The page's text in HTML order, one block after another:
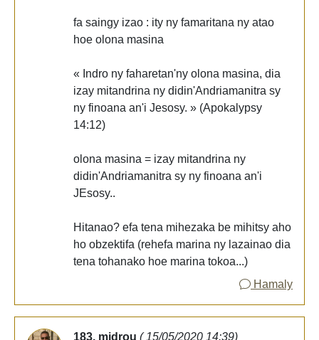
fa saingy izao : ity ny famaritana ny atao
hoe olona masina
« Indro ny faharetan'ny olona masina, dia
izay mitandrina ny didin'Andriamanitra sy
ny finoana an'i Jesosy. » (Apokalypsy
14:12)
olona masina = izay mitandrina ny
didin'Andriamanitra sy ny finoana an'i
JEsosy..
Hitanao? efa tena mihezaka be mihitsy aho
ho obzektifa (rehefa marina ny lazainao dia
tena tohanako hoe marina tokoa...)
Hamaly
183. midrou ( 15/05/2020 14:39)